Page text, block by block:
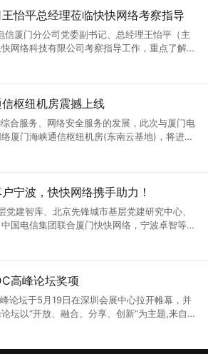
防御
务，附送微端防CC策略 ----------------
新老客户体验活动： 只要
并且历史消费记录超过200元的用户(防止小
各位速速联系销售
商务领取免费体验名额。 测试IP:123.129.217.1
怡平总经理莅临快快网络考察指导
厦门分公司党委副书记、总经理王怡平（主
网络科技有限公司考察指导工作，重点了解当
划，并就深化双方合作、推进5G建设进行交
作党建共建工作情况介绍，以先锋引领、共建
建四个方面为切入点，展现企业红色风采。
在详细了解企业的运营情
发展情况表示肯定，并从国家宏观政策、行业
阐述了大数据、云计算行业发展的机遇和挑
基建”的重要组成部分，也是推动经济社会数字
关键。他还鼓励公司要牢牢抓住发展机遇，加
基于5G技术的新产品、新服务，助力行业应
进一步深化合作，协同开展5G应用创新探
新动能。
枢纽机房震撼上线
合服务、网络安全服务的发展，此次与厦门电
厦门海峡通信枢纽机房(东南云基地)，将进一
更广阔的市场。 快快网络厦门海峡
回路供电系统，配备了福建省首个液态冷却
施将有力地支持机房的质量和效率。海峡通信
全力重点打造的核心项目。 电力供应 机
，采用三路高压进线每回线路的供电容量为
有4台2400KVA的备用高压柴油发电机组，
，保证99.99%持续电力供应。 恒温
份，保证机房通风、恒温、恒湿 机房温度控
。 网络资源 机房依托中国
资源，企业用户的网络设备通过海峡通信IDC
门海峡机房作为骨干核心机房，有多条海底光
宁波，快快网络携手助力！
党建智库、北京先锋城市基层党建研究中心、
国电信集团联合厦门快快网络，宁波卓智等共
防护平台”工程在浙江宁波顺利启动，这也是
高速稳定的带宽和强大防御是必不可少的！
弘带队出席本次会议，并对本次会议圆满成
防护平台暨网络数据、安全防护中心”项目能
络将联合宁波卓智以及其他安全公司一起为该
务政务领域的信息安全网络数据、安全防护中
全风险报告机制、情报共享机制、研判处置机
高峰论坛奖项
论坛于5月19日在深圳会展中心拉开帷幕，并
坛以“开放、融合、分享、创新”为主题,来自全
加了本次展会，厦门快快网络科技有限公司携